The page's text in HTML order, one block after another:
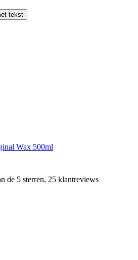
tekst
Wax 500ml
de 5 sterren, 25 klantreviews